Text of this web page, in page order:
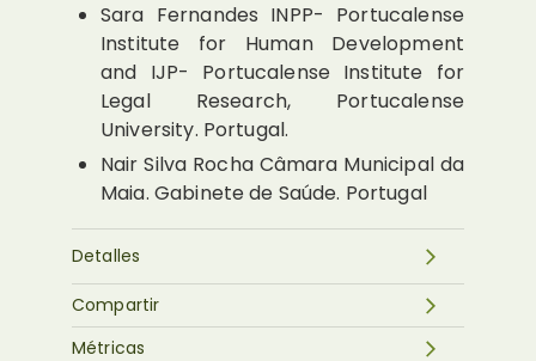
Sara Fernandes INPP- Portucalense
Institute for Human Development
and IJP- Portucalense Institute for
Legal Research, Portucalense
University. Portugal.
Nair Silva Rocha Câmara Municipal da
Maia. Gabinete de Saúde. Portugal
Detalles
Métricas
Compartir